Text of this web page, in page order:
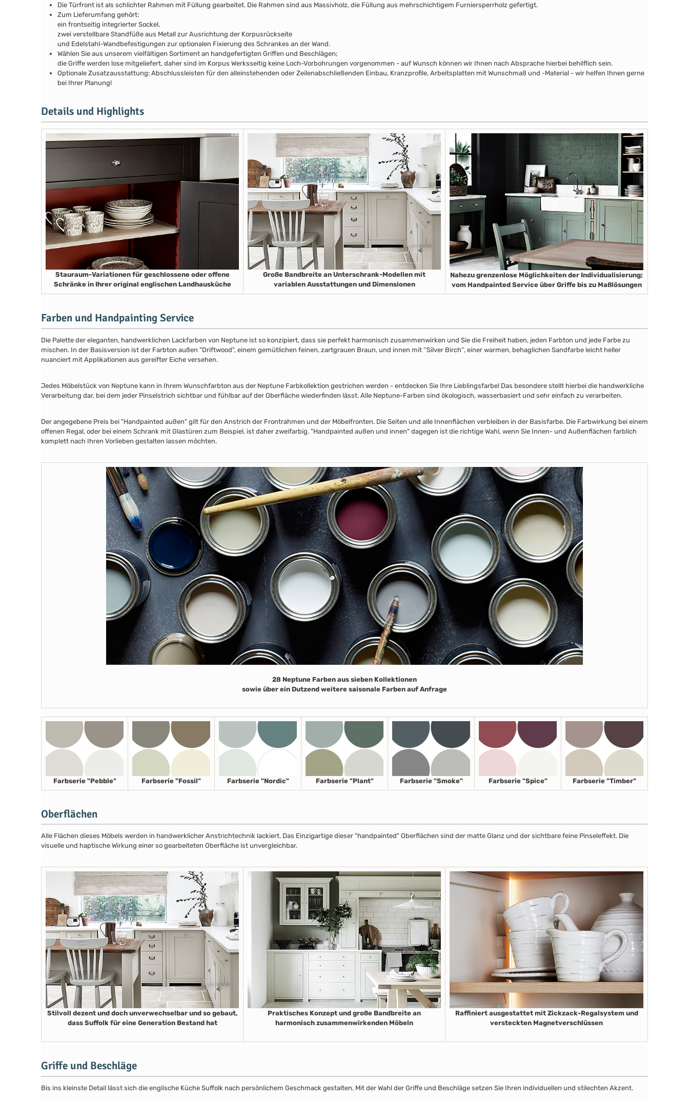
Die Türfront ist als schlichter Rahmen mit Füllung gearbeitet. Die Rahmen sind aus Massivholz, die Füllung aus mehrschichtigem Furniersperrholz gefertigt.
Zum Lieferumfang gehört:
ein frontseitig integrierter Sockel,
zwei verstellbare Standfüße aus Metall zur Ausrichtung der Korpusrückseite
und Edelstahl-Wandbefestigungen zur optionalen Fixierung des Schrankes an der Wand.
Wählen Sie aus unserem vielfältigen Sortiment an handgefertigten Griffen und Beschlägen;
die Griffe werden lose mitgeliefert, daher sind im Korpus Werksseitig keine Loch-Vorbohrungen vorgenommen - auf Wunsch können wir Ihnen nach Absprache hierbei behilflich sein.
Optionale Zusatzausstattung: Abschlussleisten für den alleinstehenden oder Zeilenabschließenden Einbau, Kranzprofile, Arbeitsplatten mit Wunschmaß und -Material - wir helfen Ihnen gerne
bei Ihrer Planung!
Details und Highlights
Stauraum-Variationen für geschlossene oder offene
Schränke in Ihrer original englischen Landhausküche
Große Bandbreite an Unterschrank-Modellen mit
variablen Ausstattungen und Dimensionen
Nahezu grenzenlose Möglichkeiten der Individualisierung;
vom Handpainted Service über Griffe bis zu Maßlösungen
Farben und Handpainting Service
Die Palette der eleganten, handwerklichen Lackfarben von Neptune ist so konzipiert, dass sie perfekt harmonisch zusammenwirken und Sie die Freiheit haben, jeden Farbton und jede Farbe zu
mischen. In der Basisversion ist der Farbton außen "Driftwood", einem gemütlichen feinen, zartgrauen Braun, und innen mit ''Silver Birch'', einer warmen, behaglichen Sandfarbe leicht heller
nuanciert mit Applikationen aus gereifter Eiche versehen.
Jedes Möbelstück von Neptune kann in Ihrem Wunschfarbton aus der Neptune Farbkollektion gestrichen werden - entdecken Sie Ihre Lieblingsfarbe! Das besondere stellt hierbei die handwerkliche
Verarbeitung dar, bei dem jeder Pinselstrich sichtbar und fühlbar auf der Oberfläche wiederfinden lässt. Alle Neptune-Farben sind ökologisch, wasserbasiert und sehr einfach zu verarbeiten.
Der angegebene Preis bei "Handpainted außen" gilt für den Anstrich der Frontrahmen und der Möbelfronten. Die Seiten und alle Innenflächen verbleiben in der Basisfarbe. Die Farbwirkung bei einem
offenen Regal, oder bei einem Schrank mit Glastüren zum Beispiel, ist daher zweifarbig. "Handpainted außen und innen" dagegen ist die richtige Wahl, wenn Sie Innen- und Außenflächen farblich
komplett nach Ihren Vorlieben gestalten lassen möchten.
28 Neptune Farben aus sieben Kollektionen
sowie über ein Dutzend weitere saisonale Farben auf Anfrage
Farbserie "Pebble" Farbserie "Fossil" Farbserie "Nordic" Farbserie "Plant" Farbserie "Smoke" Farbserie "Spice" Farbserie "Timber"
Oberflächen
Alle Flächen dieses Möbels werden in handwerklicher Anstrichtechnik lackiert. Das Einzigartige dieser "handpainted" Oberflächen sind der matte Glanz und der sichtbare feine Pinseleffekt. Die
visuelle und haptische Wirkung einer so gearbeiteten Oberfläche ist unvergleichbar.
Stilvoll dezent und doch unverwechselbar und so gebaut,
dass Suffolk für eine Generation Bestand hat
Praktisches Konzept und große Bandbreite an
harmonisch zusammenwirkenden Möbeln
Raffiniert ausgestattet mit Zickzack-Regalsystem und
versteckten Magnetverschlüssen
Griffe und Beschläge
Bis ins kleinste Detail lässt sich die englische Küche Suffolk nach persönlichem Geschmack gestalten. Mit der Wahl der Griffe und Beschläge setzen Sie Ihren individuellen und stilechten Akzent.